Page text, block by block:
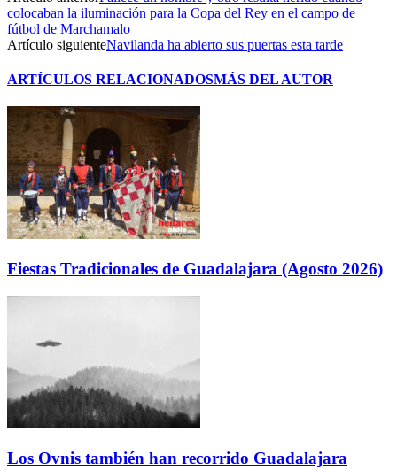
colocaban la iluminación para la Copa del Rey en el campo de
fútbol de Marchamalo
Artículo siguienteNavilanda ha abierto sus puertas esta tarde
ARTÍCULOS RELACIONADOSMÁS DEL AUTOR
Fiestas Tradicionales de Guadalajara (Agosto 2026)
Los Ovnis también han recorrido Guadalajara